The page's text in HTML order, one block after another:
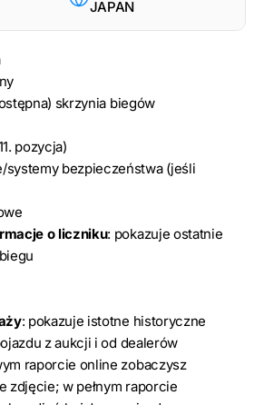
JAPAN
skrzynia biegów
pozycja)
systemy bezpieczeństwa (jeśli
o liczniku: pokazuje ostatnie
: pokazuje istotne historyczne
z aukcji i od dealerów
raporcie online zobaczysz
zdjęcie; w pełnym raporcie